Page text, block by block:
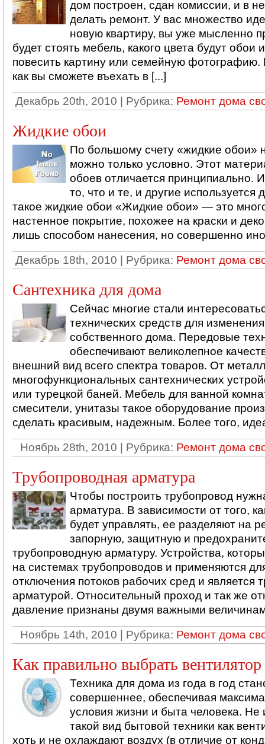
дом построен, сдан комиссии, и в
делать ремонт. У вас множество
новую квартиру, вы уже мысленно
будет стоять мебель, какого цвета будут обои
повесить картину или семейную фотографию.
как вы сможете въехать в [...]
Декабрь 20th, 2010 | Рубрика: Ремонт дома
Жидкие обои
По большому счету «жидкие обои»
можно только условно. Этот
обоев отличается принципиально.
то, что и те, и другие используется
такое жидкие обои «Жидкие обои» — это
настенное покрытие, похожее на краски и
лишь способом нанесения, но совершенно
Декабрь 18th, 2010 | Рубрика: Ремонт дома
Сантехника для дома
Сейчас многие стали
технических средств для
собственного дома. Передовые
обеспечивают великолепное
внешний вид всего спектра товаров. От
многофункциональных сантехнических
или турецкой баней. Мебель для ванной
смесители, унитазы такое оборудование
сделать красивым, надежным. Более того,
Ноябрь 28th, 2010 | Рубрика: Ремонт дома
Трубопроводная арматура
Чтобы построить трубопровод
арматура. В зависимости от того,
будет управлять, ее разделяют на
запорную, защитную и
трубопроводную арматуру. Устройства,
на системах трубопроводов и применяются
отключения потоков рабочих сред и является
арматурой. Относительный проход и так же
давление признаны двумя важными
Ноябрь 14th, 2010 | Рубрика: Ремонт дома
Как правильно выбрать вентилятор
Техника для дома из года в год
совершеннее, обеспечивая
условия жизни и быта человека. Не
такой вид бытовой техники как
хоть и не охлаждают воздух (в отличие от